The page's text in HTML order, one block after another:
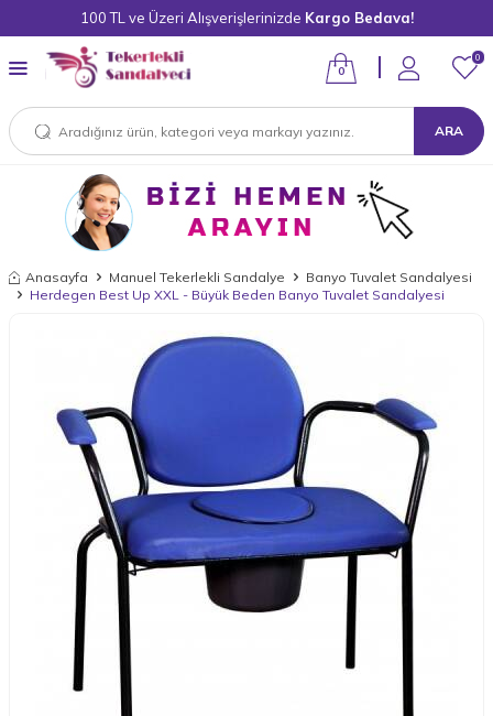
100 TL ve Üzeri Alışverişlerinizde Kargo Bedava!
ARA
0
0
Anasayfa Manuel Tekerlekli Sandalye
Banyo Tuvalet Sandalyesi
Herdegen Best Up XXL - Büyük Beden Banyo Tuvalet Sandalyesi